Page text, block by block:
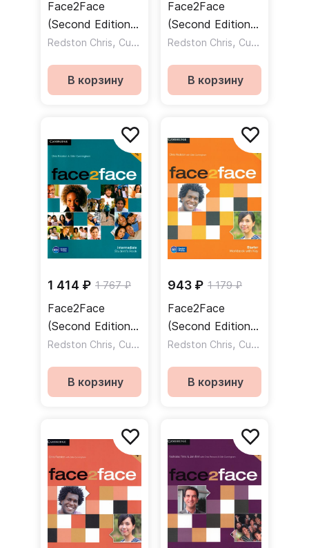
Face2Face
(Second Edition)
Pre-intermediate
Учебник
Redston Chris, Cunningham Gillie
В корзину
Face2Face
(Second Edition)
Upper-
Student's Book /
Учебник
Redston Chris, Cunningham Gillie
В корзину
1 414 ₽ 1 767 ₽
Face2Face
(Second Edition)
Intermediate
Учебник
Redston Chris, Cunningham Gillie
В корзину
943 ₽ 1 179 ₽
Face2Face
(Second Edition)
Starter Workbook
тетрадь +
ответы
Redston Chris, Cunningham Gillie
В корзину